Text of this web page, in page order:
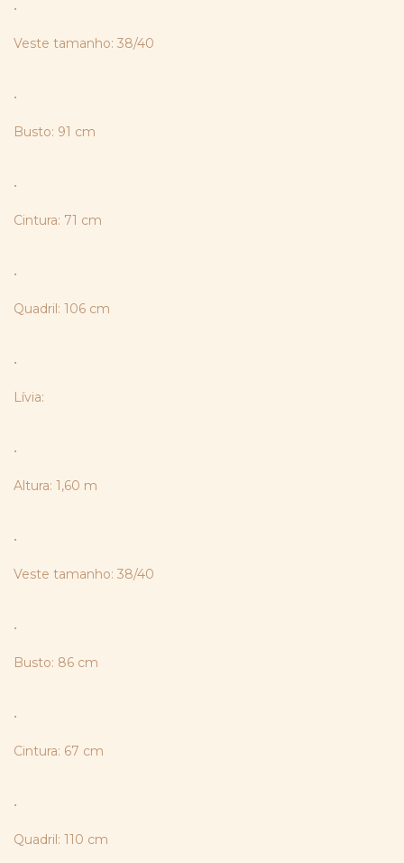
•
Veste tamanho: 38/40
•
Busto: 91 cm
•
Cintura: 71 cm
•
Quadril: 106 cm
•
Lívia:
•
Altura: 1,60 m
•
Veste tamanho: 38/40
•
Busto: 86 cm
•
Cintura: 67 cm
•
Quadril: 110 cm